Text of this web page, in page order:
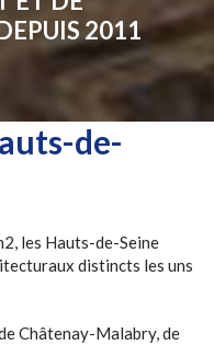
2011
de-
les Hauts-de-Seine
distincts les uns
Châtenay-Malabry, de